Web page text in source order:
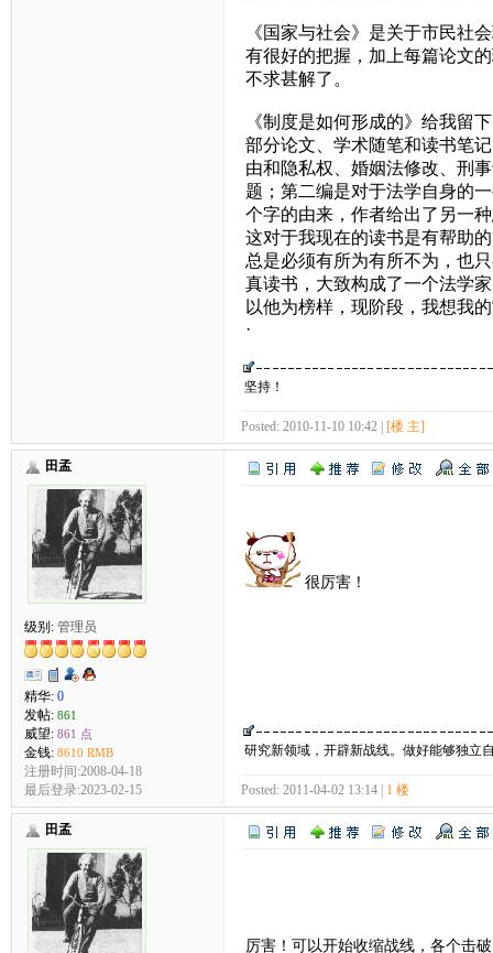
《国家与社会》是关于市民社
有很好的把握，加上每篇论文
不求甚解了。
《制度是如何形成的》给我留
部分论文、学术随笔和读书笔
由和隐私权、婚姻法修改、刑
题；第二编是对于法学自身的
个字的由来，作者给出了另一
这对于我现在的读书是有帮助
总是必须有所为有所不为，也
真读书，大致构成了一个法学
以他为榜样，现阶段，我想我
·
坚持！
Posted: 2010-11-10 10:42 | [楼 主]
田孟
级别: 管理员
精华: 0
发帖: 861
威望: 861 点
金钱: 8610 RMB
注册时间:2008-04-18
最后登录:2023-02-15
很厉害！
研究新领域，开辟新战线。做好能够独立
Posted: 2011-04-02 13:14 | 1 楼
田孟
厉害！可以开始收缩战线，各个击